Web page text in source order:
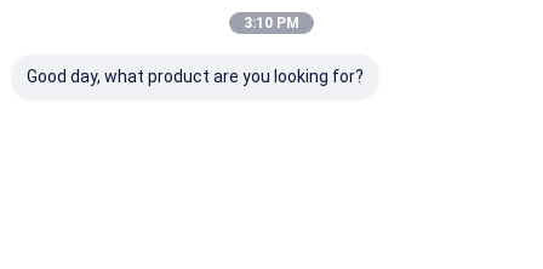
3:10 PM
Good day, what product are you looking for?